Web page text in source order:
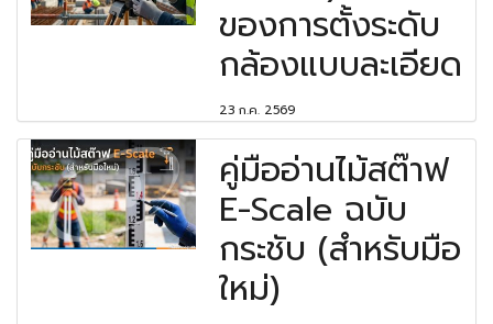
ของการตั้งระดับ
กล้องแบบละเอียด
23 ก.ค. 2569
คู่มืออ่านไม้สต๊าฟ
E-Scale ฉบับ
กระชับ (สำหรับมือ
ใหม่)